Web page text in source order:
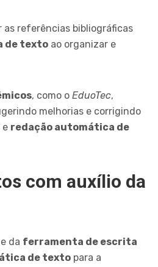
as referências bibliográficas
de texto ao organizar e
, como o EduoTec,
melhorias e corrigindo
e redação automática de
com auxílio da
e da ferramenta de escrita
de texto para a